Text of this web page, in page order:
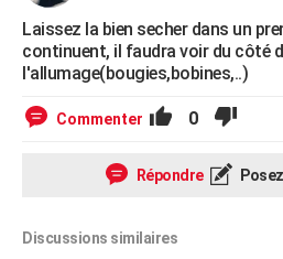
Laissez la bien secher dans un
continuent, il faudra voir du côté
l'allumage(bougies,bobines,..)
Commenter 0
Répondre
Discussions similaires